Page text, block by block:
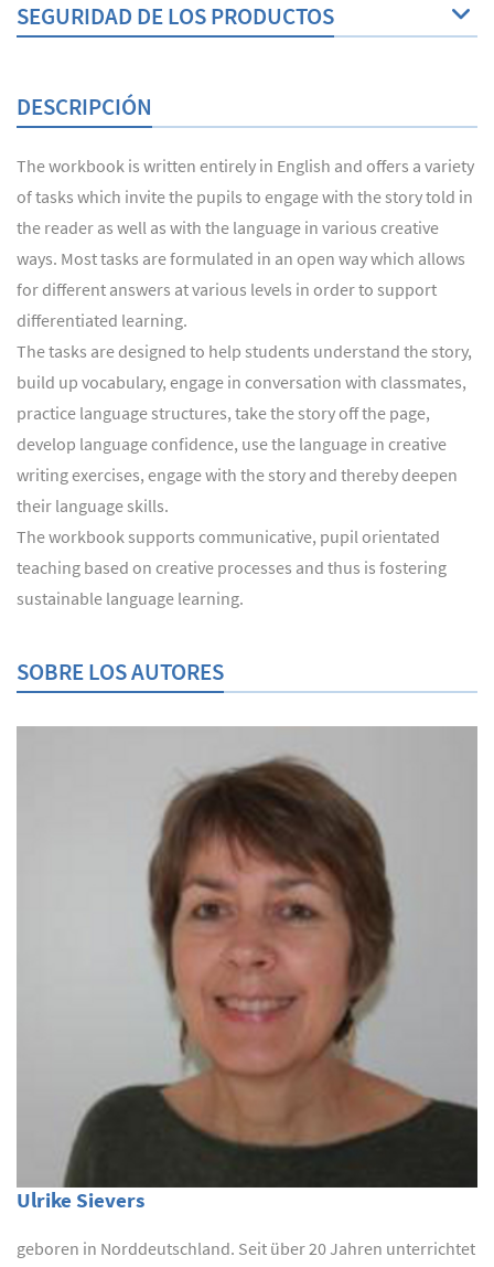
SEGURIDAD DE LOS PRODUCTOS
DESCRIPCIÓN
The workbook is written entirely in English and offers a variety
of tasks which invite the pupils to engage with the story told in
the reader as well as with the language in various creative
ways. Most tasks are formulated in an open way which allows
for different answers at various levels in order to support
differentiated learning.
The tasks are designed to help students understand the story,
build up vocabulary, engage in conversation with classmates,
practice language structures, take the story off the page,
develop language confidence, use the language in creative
writing exercises, engage with the story and thereby deepen
their language skills.
The workbook supports communicative, pupil orientated
teaching based on creative processes and thus is fostering
sustainable language learning.
SOBRE LOS AUTORES
Ulrike Sievers
geboren in Norddeutschland. Seit über 20 Jahren unterrichtet